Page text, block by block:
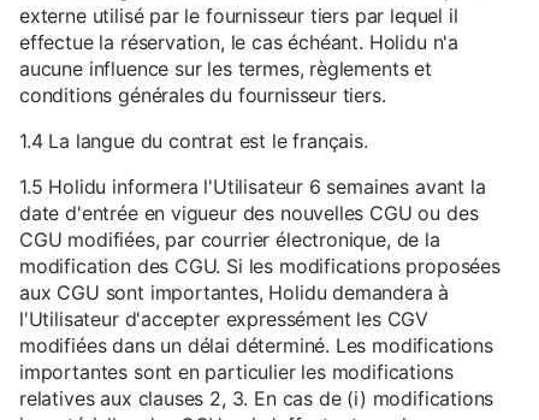
externe utilisé par le fournisseur tiers par lequel il
effectue la réservation, le cas échéant. Holidu n'a
aucune influence sur les termes, règlements et
conditions générales du fournisseur tiers.
1.4 La langue du contrat est le français.
1.5 Holidu informera l'Utilisateur 6 semaines avant la
date d'entrée en vigueur des nouvelles CGU ou des
CGU modifiées, par courrier électronique, de la
modification des CGU. Si les modifications proposées
aux CGU sont importantes, Holidu demandera à
l'Utilisateur d'accepter expressément les CGV
modifiées dans un délai déterminé. Les modifications
importantes sont en particulier les modifications
relatives aux clauses 2, 3. En cas de (i) modifications